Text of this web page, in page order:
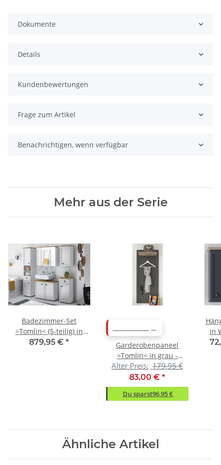
Dokumente
Details
Kundenbewertungen
Frage zum Artikel
Benachrichtigen, wenn verfügbar
Mehr aus der Serie
Badezimmer-Set
>Tomlin< (5-teilig) in
Weiß - 205x191x47cm
879,95 € *
Garderobenpaneel
>Tomlin< in grau -
61x143x30cm (BxHxT)
Alter Preis: 179,95 €
83,00 € *
Du sparst96,95 €
in
Ähnliche Artikel